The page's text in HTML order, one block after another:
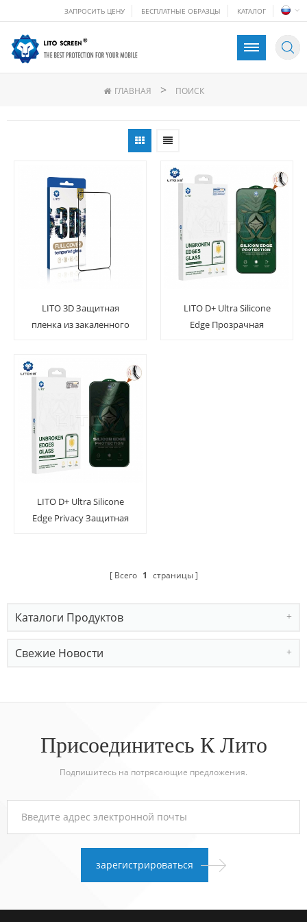
ЗАПРОСИТЬ ЦЕНУ БЕСПЛАТНЫЕ ОБРАЗЦЫ КАТАЛОГ
ГЛАВНАЯ > ПОИСК
LITO 3D Защитная
пленка из закаленного
LITO D+ Ultra Silicone
Edge Прозрачная
LITO D+ Ultra Silicone
Edge Privacy Защитная
Всего 1 страницы
Каталоги Продуктов
Свежие Новости
Присоединитесь К Лито
Подпишитесь на потрясающие предложения.